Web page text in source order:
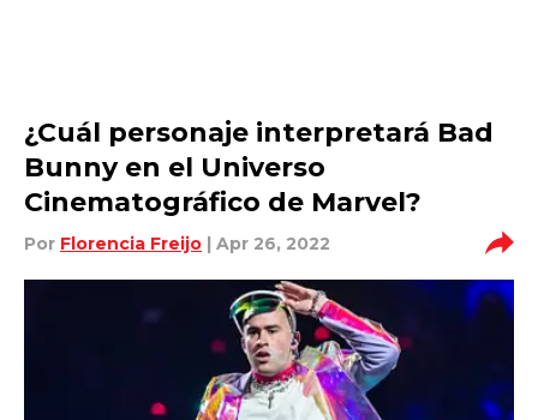
¿Cuál personaje interpretará Bad
Bunny en el Universo
Cinematográfico de Marvel?
Por Florencia Freijo | Apr 26, 2022